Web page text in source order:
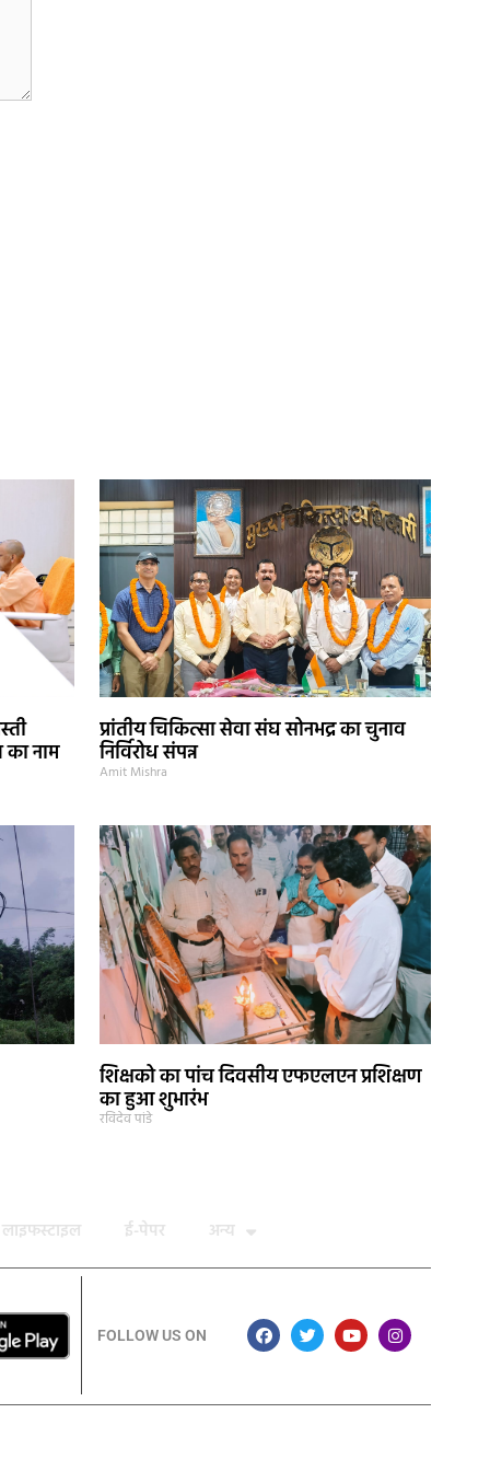
नाम
प्रांतीय चिकित्सा सेवा संघ सोनभद्र का चुनाव
निर्विरोध संपन्न
Amit Mishra
शिक्षको का पांच दिवसीय एफएलएन प्रशिक्षण
का हुआ शुभारंभ
रविदेव पांडे
लाइफस्टाइल ई-पेपर अन्य
FOLLOW US ON